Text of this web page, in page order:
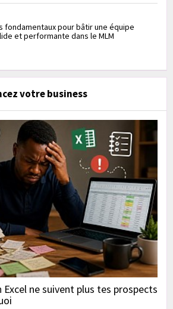
fondamentaux pour bâtir une équipe
et performante dans le MLM
votre business
ne suivent plus tes prospects